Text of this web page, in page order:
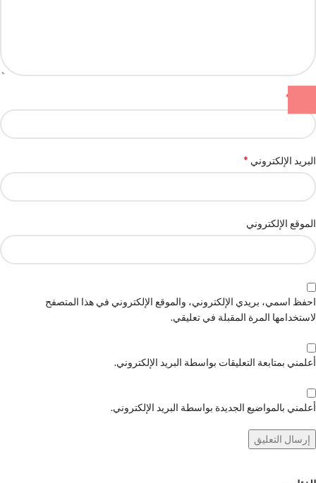
*
البريد الإلكتروني *
الموقع الإلكتروني
احفظ اسمي، بريدي الإلكتروني، والموقع الإلكتروني في هذا المتصفح
لاستخدامها المرة المقبلة في تعليقي.
أعلمني بمتابعة التعليقات بواسطة البريد الإلكتروني.
أعلمني بالمواضيع الجديدة بواسطة البريد الإلكتروني.